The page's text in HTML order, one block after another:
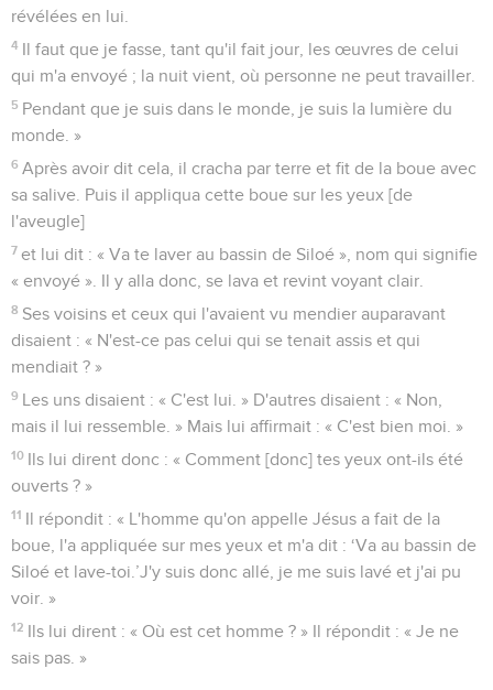
révélées en lui.
4 Il faut que je fasse, tant qu'il fait jour, les œuvres de celui
qui m'a envoyé ; la nuit vient, où personne ne peut travailler.
5 Pendant que je suis dans le monde, je suis la lumière du
monde. »
6 Après avoir dit cela, il cracha par terre et fit de la boue avec
sa salive. Puis il appliqua cette boue sur les yeux [de
l'aveugle]
7 et lui dit : « Va te laver au bassin de Siloé », nom qui signifie
« envoyé ». Il y alla donc, se lava et revint voyant clair.
8 Ses voisins et ceux qui l'avaient vu mendier auparavant
disaient : « N'est-ce pas celui qui se tenait assis et qui
mendiait ? »
9 Les uns disaient : « C'est lui. » D'autres disaient : « Non,
mais il lui ressemble. » Mais lui affirmait : « C'est bien moi. »
10 Ils lui dirent donc : « Comment [donc] tes yeux ont-ils été
ouverts ? »
11 Il répondit : « L'homme qu'on appelle Jésus a fait de la
boue, l'a appliquée sur mes yeux et m'a dit : ‘Va au bassin de
Siloé et lave-toi.’J'y suis donc allé, je me suis lavé et j'ai pu
voir. »
12 Ils lui dirent : « Où est cet homme ? » Il répondit : « Je ne
sais pas. »